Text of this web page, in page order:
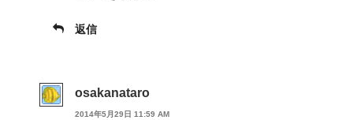
返信
osakanataro
2014年5月29日 11:59 AM